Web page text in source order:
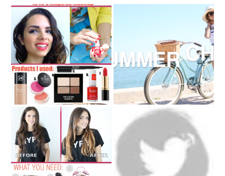
“Beauty Through the
Ages”: Nany’s Klozet
NK VIDEO: Summer Chic
under $50!
BEAUTY SUNDAY:
Ombré hair- the VIDEO
tutorial...
We live... We blog.. We